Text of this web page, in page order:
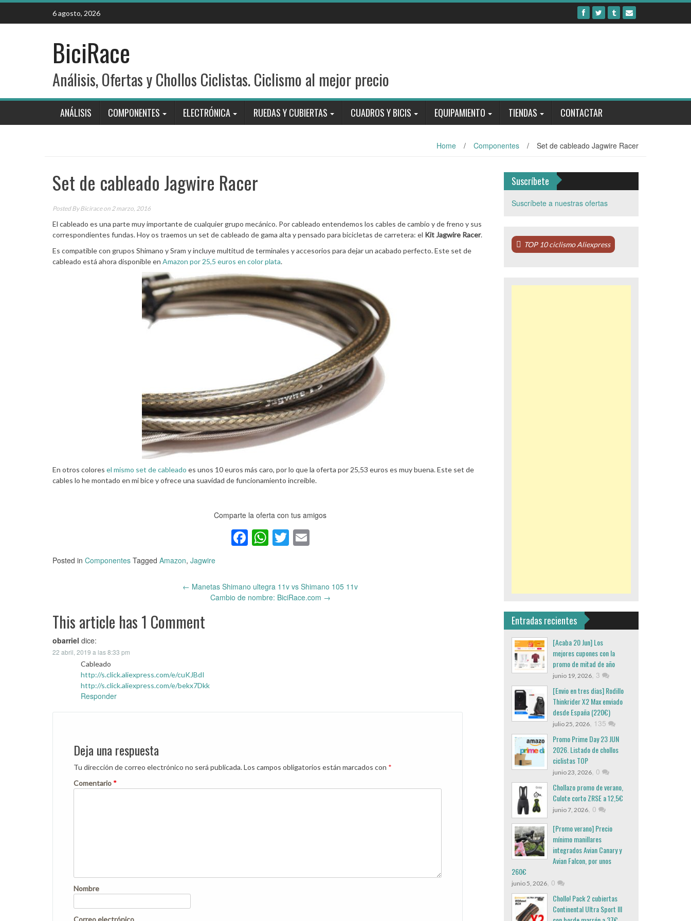
Skip
content
6 agosto, 2026
BiciRace
Análisis, Ofertas y Chollos Ciclistas. Ciclismo al mejor precio
ANÁLISIS COMPONENTES ELECTRÓNICA RUEDAS Y CUBIERTAS CUADROS Y BICIS EQUIPAMIENTO TIENDAS CONTACTAR
Home / Componentes / Set de cableado Jagwire Racer
Set de cableado Jagwire Racer
Posted ByBiciraceon 2 marzo, 2016
El cableado es una parte muy importante de cualquier grupo mecánico. Por cableado entendemos los cables de cambio y de freno y sus
correspondientes fundas. Hoy os traemos un set de cableado de gama alta y pensado para bicicletas de carretera: el Kit Jagwire Racer.
Es compatible con grupos Shimano y Sram y incluye multitud de terminales y accesorios para dejar un acabado perfecto. Este set de
cableado está ahora disponible en Amazon por 25,5 euros en color plata.
En otros colores el mismo set de cableado es unos 10 euros más caro, por lo que la oferta por 25,53 euros es muy buena. Este set de
cables lo he montado en mi bice y ofrece una suavidad de funcionamiento increible.
Comparte la oferta con tus amigos
Facebook
WhatsApp
Twitter
Email
Posted in Componentes Tagged Amazon, Jagwire
navigation
← Manetas Shimano ultegra 11v vs Shimano 105 11v
Cambio de nombre: BiciRace.com →
This article has 1 Comment
obarriel dice:
22 abril, 2019 a las 8:33 pm
Cableado
http://s.click.aliexpress.com/e/cuKJBdI
http://s.click.aliexpress.com/e/bekx7Dkk
Responder
Deja una respuesta
Tu dirección de correo electrónico no será publicada.Los campos obligatorios están marcados con *
Comentario *
Nombre
Suscríbete
Suscríbete a nuestras ofertas
TOP 10 ciclismo Aliexpress
Entradas recientes
[Acaba 20 Jun] Los
mejores cupones con la
promo de mitad de año
junio 19, 2026, 3
[Envio en tres dias] Rodillo
Thinkrider X2 Max enviado
desde España (220€)
julio 25, 2026, 135
Promo Prime Day 23 JUN
2026. Listado de chollos
ciclistas TOP
junio 23, 2026, 0
Chollazo promo de verano,
Culote corto ZRSE a 12,5€
junio 7, 2026, 0
[Promo verano] Precio
mínimo manillares
integrados Avian Canary y
Avian Falcon, por unos
260€
junio 5, 2026, 0
Chollo! Pack 2 cubiertas
Continental Ultra Sport III